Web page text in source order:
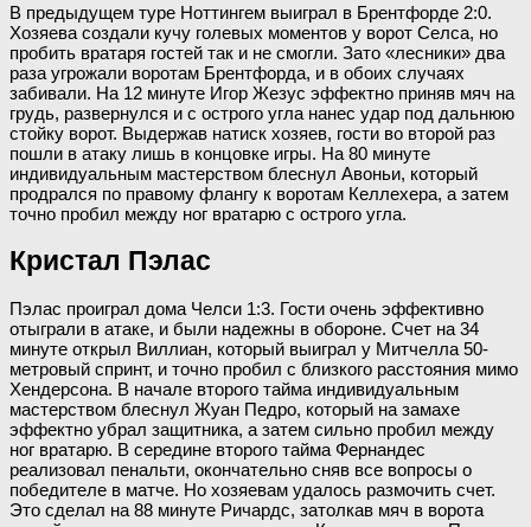
В предыдущем туре Ноттингем выиграл в Брентфорде 2:0.
Хозяева создали кучу голевых моментов у ворот Селса, но
пробить вратаря гостей так и не смогли. Зато «лесники» два
раза угрожали воротам Брентфорда, и в обоих случаях
забивали. На 12 минуте Игор Жезус эффектно приняв мяч на
грудь, развернулся и с острого угла нанес удар под дальнюю
стойку ворот. Выдержав натиск хозяев, гости во второй раз
пошли в атаку лишь в концовке игры. На 80 минуте
индивидуальным мастерством блеснул Авоньи, который
продрался по правому флангу к воротам Келлехера, а затем
точно пробил между ног вратарю с острого угла.
Кристал Пэлас
Пэлас проиграл дома Челси 1:3. Гости очень эффективно
отыграли в атаке, и были надежны в обороне. Счет на 34
минуте открыл Виллиан, который выиграл у Митчелла 50-
метровый спринт, и точно пробил с близкого расстояния мимо
Хендерсона. В начале второго тайма индивидуальным
мастерством блеснул Жуан Педро, который на замахе
эффектно убрал защитника, а затем сильно пробил между
ног вратарю. В середине второго тайма Фернандес
реализовал пенальти, окончательно сняв все вопросы о
победителе в матче. Но хозяевам удалось размочить счет.
Это сделал на 88 минуте Ричардс, затолкав мяч в ворота